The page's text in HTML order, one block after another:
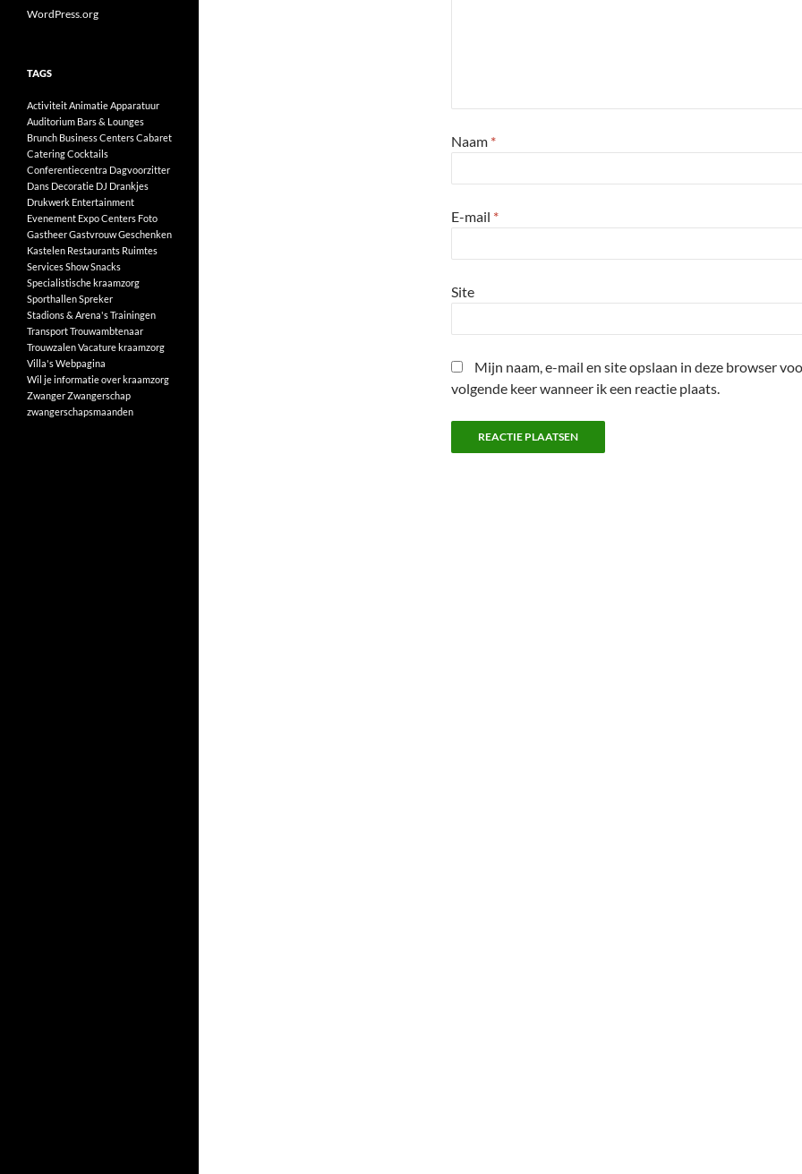
Naam *
E-mail *
Site
Mijn naam, e-mail en site opslaan in deze browser
volgende keer wanneer ik een reactie plaats.
WordPress.org
TAGS
ActiviteitAnimatieApparatuur
Auditorium Bars & Lounges
Brunch Business CentersCabaret
CateringCocktails
Conferentiecentra Dagvoorzitter
Dans Decoratie DJ Drankjes
Drukwerk Entertainment
Evenement Expo Centers Foto
GastheerGastvrouwGeschenken
Kastelen Restaurants Ruimtes
ServicesShowSnacks
Specialistische kraamzorg
SporthallenSpreker
Stadions & Arena'sTrainingen
TransportTrouwambtenaar
TrouwzalenVacature kraamzorg
Villa'sWebpagina
Wil je informatie over kraamzorg
ZwangerZwangerschap
zwangerschapsmaanden